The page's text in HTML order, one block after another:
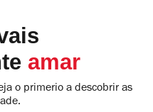
amar
o primerio a descobrir as